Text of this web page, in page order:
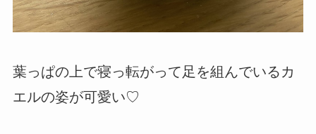
葉っぱの上で寝っ転がって足を組んでいるカ
エルの姿が可愛い♡